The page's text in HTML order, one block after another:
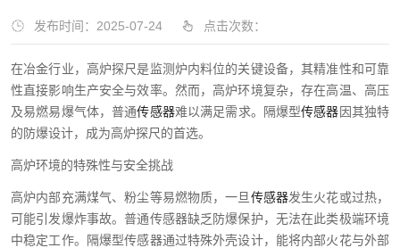
发布时间：2025-07-24 点击次数：
在冶金行业，高炉探尺是监测炉内料位的关键设备，其精准性和可靠
性直接影响生产安全与效率。然而，高炉环境复杂，存在高温、高压
及易燃易爆气体，普通传感器难以满足需求。隔爆型传感器因其独特
的防爆设计，成为高炉探尺的首选。
高炉环境的特殊性与安全挑战
高炉内部充满煤气、粉尘等易燃物质，一旦传感器发生火花或过热，
可能引发爆炸事故。普通传感器缺乏防爆保护，无法在此类极端环境
中稳定工作。隔爆型传感器通过特殊外壳设计，能将内部火花与外部